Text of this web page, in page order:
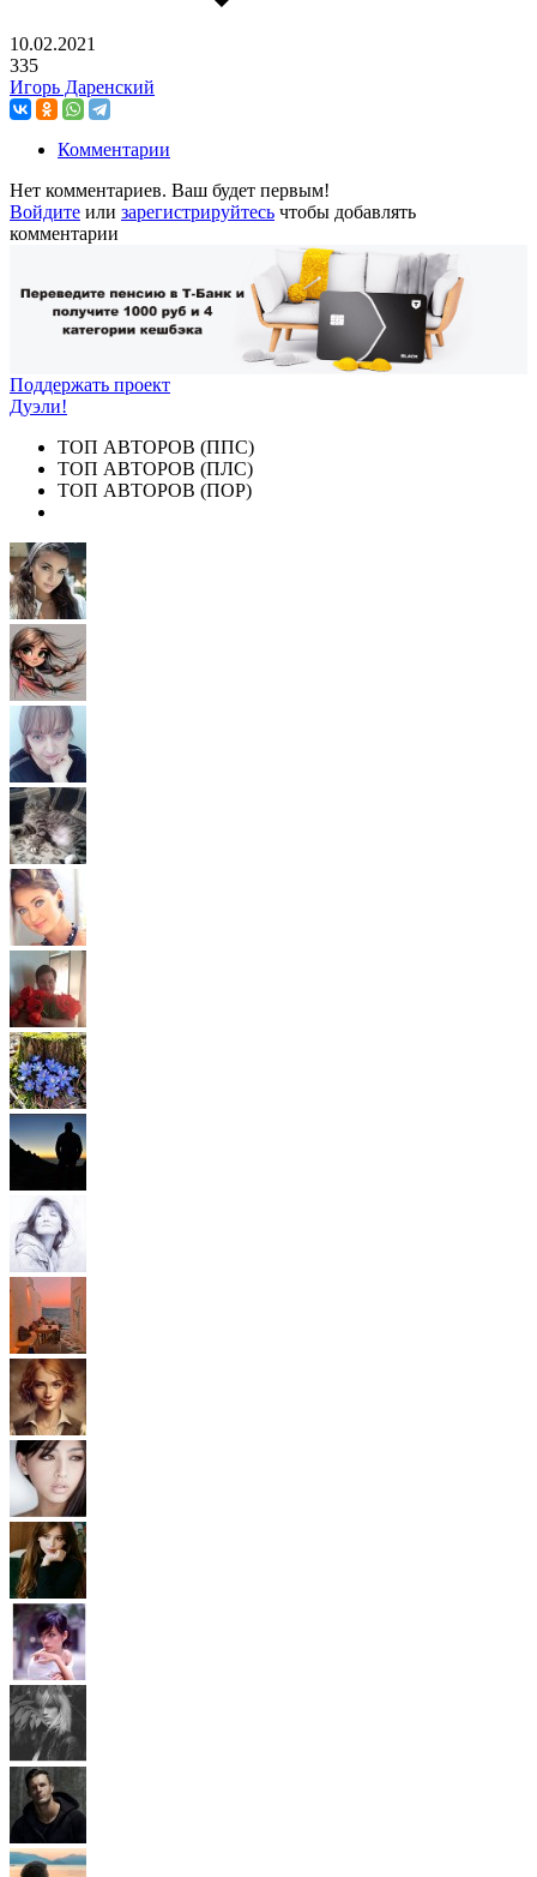
10.02.2021
335
Игорь Даренский
Комментарии
Нет комментариев. Ваш будет первым!
Войдите или зарегистрируйтесь чтобы добавлять
комментарии
Поддержать проект
Дуэли!
ТОП АВТОРОВ (ППС)
ТОП АВТОРОВ (ПЛС)
ТОП АВТОРОВ (ПОР)